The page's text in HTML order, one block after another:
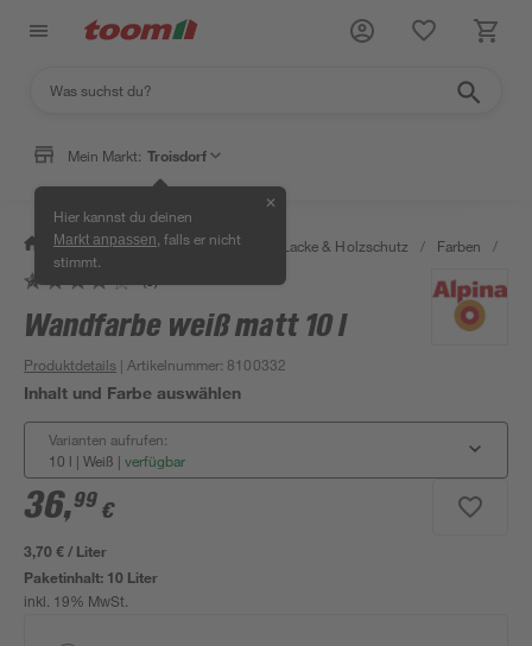
Mein Markt: Troisdorf
Hier kannst du deinen
Markt anpassen , falls er nicht
stimmt.
✕
/ Bauen & Renovieren / Farben, Lacke & Holzschutz / Farben /
Wandfarbe weiß matt 10 l
Produktdetails | Artikelnummer: 8100332
Inhalt und Farbe auswählen
Varianten aufrufen:
10 l | Weiß | verfügbar
36,99 €
3,70 € / Liter
Paketinhalt: 10 Liter
inkl. 19% MwSt.